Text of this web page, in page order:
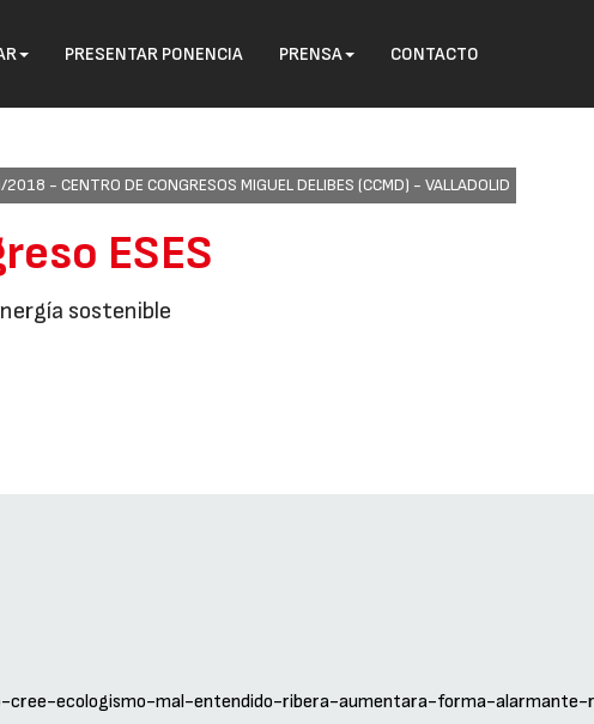
PRESENTAR PONENCIA PRENSA CONTACTO
2018 - CENTRO DE CONGRESOS MIGUEL DELIBES (CCMD) - VALLADOLID
ESES
sostenible
cree-ecologismo-mal-entendido-ribera-aumentara-forma-